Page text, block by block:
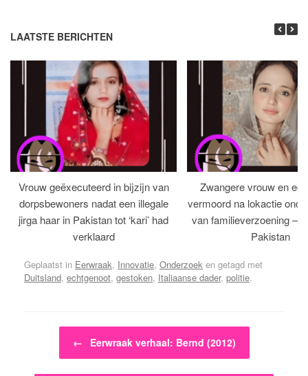
LAATSTE BERICHTEN
Vrouw geëxecuteerd in bijzijn van
dorpsbewoners nadat een illegale
jirga haar in Pakistan tot ‘kari’ had
verklaard
Zwangere vrouw en
vermoord na lokactie
van familieverzoening –
Pakistan
Geplaatst in Eerwraak, Innovatie, Onderzoek en getagd met
Duitsland, echtgenoot, gestoken, Italiaanse dader, politie.
Bericht navigatie
← Eerwraak verhaal: Bernd (2012)